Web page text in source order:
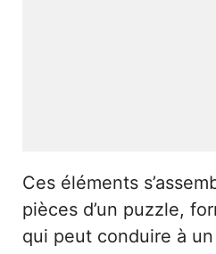
Ces éléments
pièces d’un puzzle,
qui peut conduire à